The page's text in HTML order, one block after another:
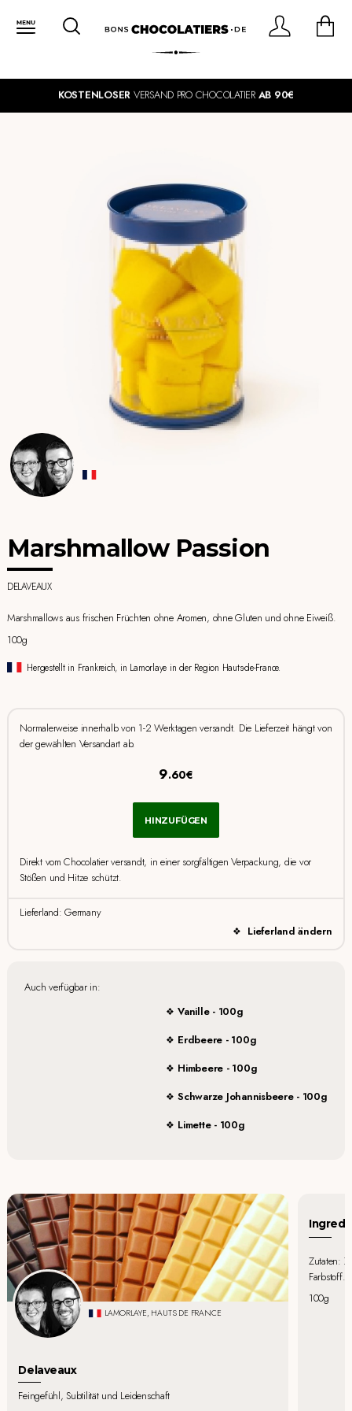
KOSTENLOSER VERSAND PRO CHOCOLATIER AB 90€
Marshmallow Passion
DELAVEAUX
Marshmallows aus frischen Früchten ohne Aromen, ohne Gluten und ohne Eiweiß.
100g
Hergestellt in Frankreich, in Lamorlaye in der Region Hauts-de-France.
Normalerweise innerhalb von 1-2 Werktagen versandt. Die Lieferzeit hängt von
der gewählten Versandart ab.
9.60€
HINZUFÜGEN
Direkt vom Chocolatier versandt, in einer sorgfältigen Verpackung, die vor
Stößen und Hitze schützt.
Lieferland: Germany
Lieferland ändern
Auch verfügbar in:
Vanille - 100g
Erdbeere - 100g
Himbeere - 100g
Schwarze Johannisbeere - 100g
Limette - 100g
LAMORLAYE, HAUTS DE FRANCE
Delaveaux
Feingefühl, Subtilität und Leidenschaft
Zutaten:
Farbstoff.
100g